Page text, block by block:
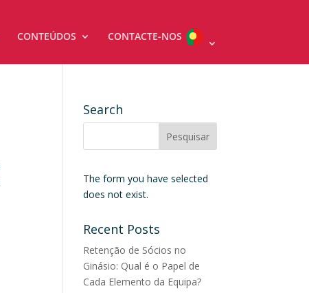
CONTEÚDOS CONTACTE-NOS
Search
The form you have selected
does not exist.
Recent Posts
Retenção de Sócios no
Ginásio: Qual é o Papel de
Cada Elemento da Equipa?